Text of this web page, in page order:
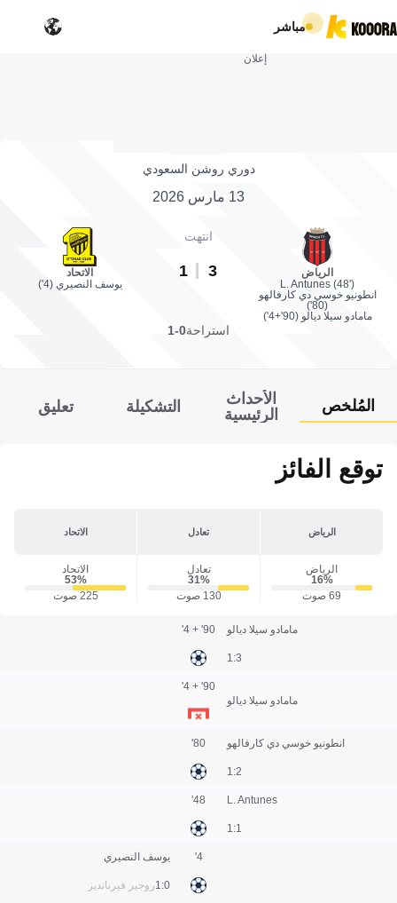
مباشر
إعلان
دوري روشن السعودي
13 مارس 2026
الرياض
L. Antunes (48')
انطونيو خوسي دي كارفالهو
(80')
مامادو سيلا ديالو (90'+4')
انتهت
3
1
الاتحاد
يوسف النصيري (4')
استراحة0-1
المُلخص
الأحداث
الرئيسية
التشكيلة تعليق
توقع الفائز
الرياض تعادل الاتحاد
الرياض
16‎%‎
69 صوت
تعادل
31‎%‎
130 صوت
الاتحاد
53‎%‎
225 صوت
مامادو سيلا ديالو
3:1
90' + 4'
مامادو سيلا ديالو
90' + 4'
انطونيو خوسي دي كارفالهو
2:1
80'
L. Antunes
1:1
48'
يوسف النصيري
روجير فيرنانديز0:1
4'